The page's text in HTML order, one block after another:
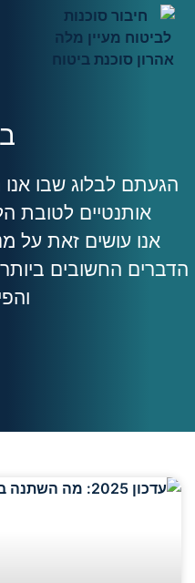
הגעתם לבלוג שבו
אותנטיים לטובת
אנו עושים זאת על
הדברים החשובים